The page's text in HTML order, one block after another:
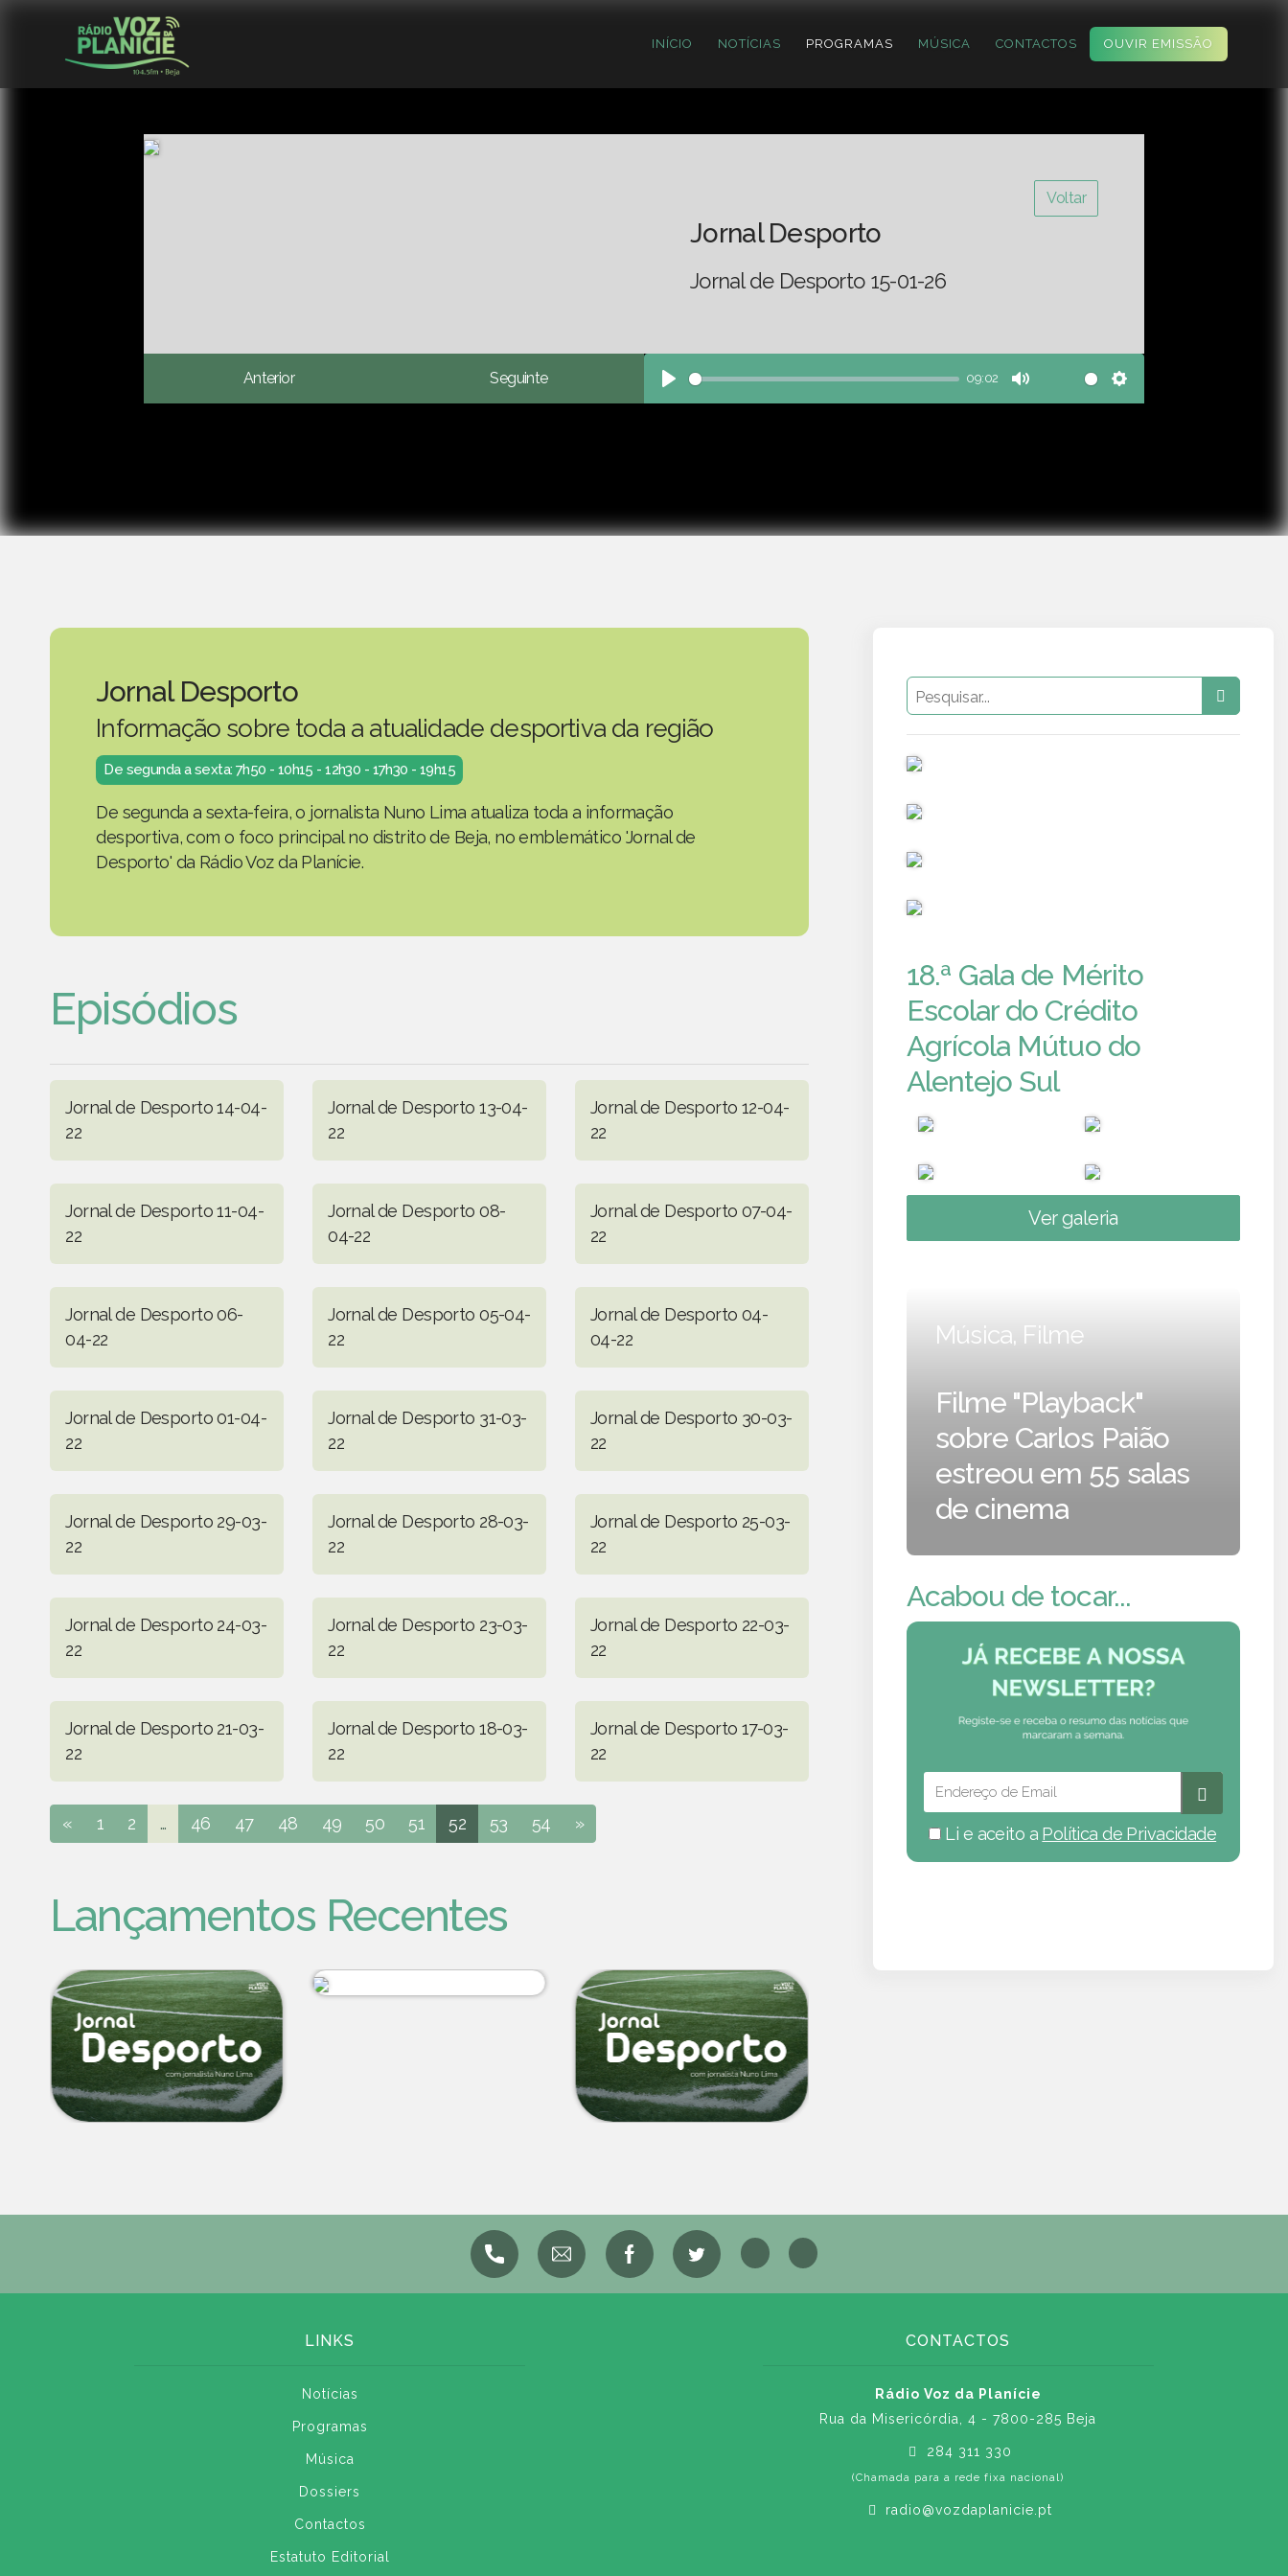
INÍCIO NOTÍCIAS PROGRAMAS MÚSICA CONTACTOS OUVIR EMISSÃO
Voltar
Jornal Desporto
Jornal de Desporto 15-01-26
Anterior Seguinte
Play
09:02
Mute Settings
Jornal Desporto
Informação sobre toda a atualidade desportiva da região
De segunda a sexta: 7h50 - 10h15 - 12h30 - 17h30 - 19h15
De segunda a sexta-feira, o jornalista Nuno Lima atualiza toda a informação
desportiva, com o foco principal no distrito de Beja, no emblemático 'Jornal de
Desporto' da Rádio Voz da Planície.
Episódios
Jornal de Desporto 14-04-
22
Jornal de Desporto 13-04-
22
Jornal de Desporto 12-04-
22
Jornal de Desporto 11-04-
22
Jornal de Desporto 08-
04-22
Jornal de Desporto 07-04-
22
Jornal de Desporto 06-
04-22
Jornal de Desporto 05-04-
22
Jornal de Desporto 04-
04-22
Jornal de Desporto 01-04-
22
Jornal de Desporto 31-03-
22
Jornal de Desporto 30-03-
22
Jornal de Desporto 29-03-
22
Jornal de Desporto 28-03-
22
Jornal de Desporto 25-03-
22
Jornal de Desporto 24-03-
22
Jornal de Desporto 23-03-
22
Jornal de Desporto 22-03-
22
Jornal de Desporto 21-03-
22
Jornal de Desporto 18-03-
22
Jornal de Desporto 17-03-
22
« 1 2 ... 46 47 48 49 50 51 52 53 54 »
Lançamentos Recentes
18.ª Gala de Mérito
Escolar do Crédito
Agrícola Mútuo do
Alentejo Sul
Ver galeria
Música, Filme
Filme "Playback"
sobre Carlos Paião
estreou em 55 salas
de cinema
Acabou de tocar...
Li e aceito a Política de Privacidade
LINKS
Notícias
Programas
Música
Dossiers
Contactos
Estatuto Editorial
CONTACTOS
Rádio Voz da Planície
Rua da Misericórdia, 4 - 7800-285 Beja
284 311 330
(Chamada para a rede fixa nacional)
radio@vozdaplanicie.pt